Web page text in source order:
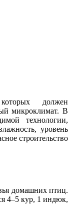
должен
микроклимат. В
технологии,
уровень
строительство
домашних птиц.
4–5 кур, 1 индюк,